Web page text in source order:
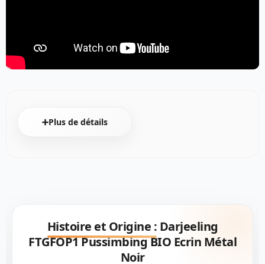
➕Plus de détails
Histoire et Origine : Darjeeling
FTGFOP1 Pussimbing BIO Ecrin Métal
Noir